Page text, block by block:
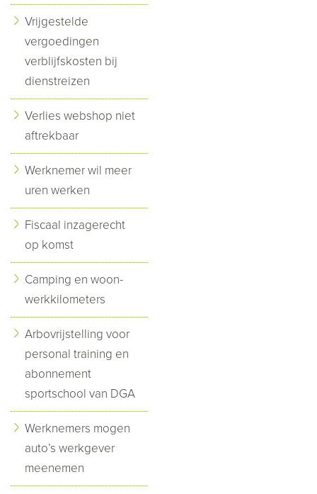
Vrijgestelde
vergoedingen
verblijfskosten bij
dienstreizen
Verlies webshop niet
aftrekbaar
Werknemer wil meer
uren werken
Fiscaal inzagerecht
op komst
Camping en woon-
werkkilometers
Arbovrijstelling voor
personal training en
abonnement
sportschool van DGA
Werknemers mogen
auto’s werkgever
meenemen